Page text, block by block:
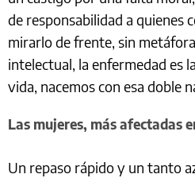
de responsabilidad a quienes
mirarlo de frente, sin
intelectual, la enfermedad es
vida, nacemos con esa doble
Las mujeres, más afectadas
Un repaso rápido y un tanto